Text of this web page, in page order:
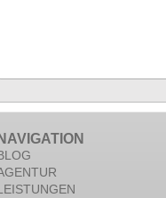
NAVIGATION